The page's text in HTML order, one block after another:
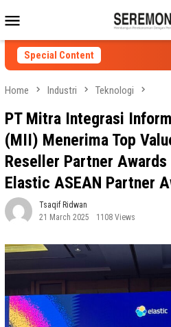
to
contentMenu
Special Content
Home Industri Teknologi
PT Mitra Integrasi
(MII) Menerima Top
Reseller Partner Awards
Elastic ASEAN Partner
Tsaqif Ridwan
21 March 2025
1108 Views